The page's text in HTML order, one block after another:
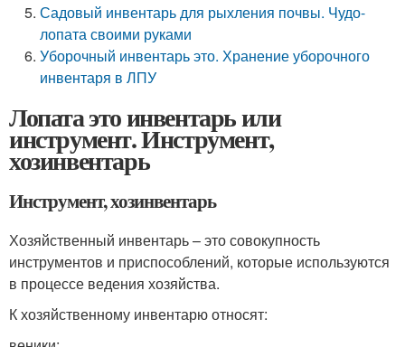
Садовый инвентарь для рыхления почвы. Чудо-
лопата своими руками
Уборочный инвентарь это. Хранение уборочного
инвентаря в ЛПУ
Лопата это инвентарь или
инструмент. Инструмент,
хозинвентарь
Инструмент, хозинвентарь
Хозяйственный инвентарь – это совокупность
инструментов и приспособлений, которые используются
в процессе ведения хозяйства.
К хозяйственному инвентарю относят: